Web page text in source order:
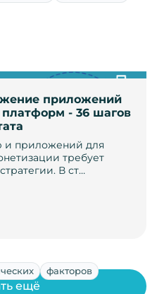
приложений
- 36 шагов
и приложений для
требует
В ст…
факторов
ещё